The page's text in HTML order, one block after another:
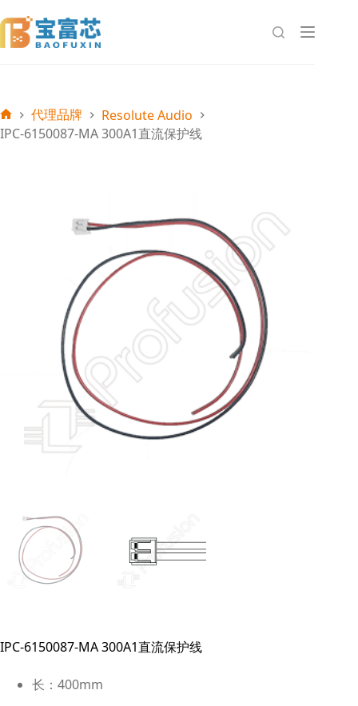
至
内
首
代理品牌
Resolute Audio
IPC-6150087-MA 300A1直流保护线
IPC-6150087-MA 300A1直流保护线
长：400mm